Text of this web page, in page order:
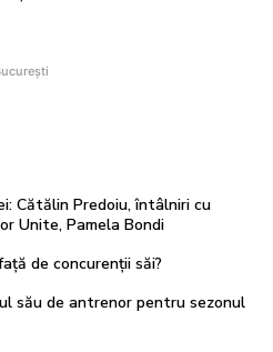
Cătălin Predoiu, întâlniri cu
Unite, Pamela Bondi
de concurenții săi?
său de antrenor pentru sezonul